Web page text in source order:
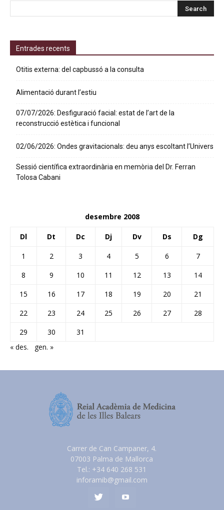
Entrades recents
Otitis externa: del capbussó a la consulta
Alimentació durant l’estiu
07/07/2026: Desfiguració facial: estat de l’art de la
reconstrucció estètica i funcional
02/06/2026: Ondes gravitacionals: deu anys escoltant l’Univers
Sessió científica extraordinària en memòria del Dr. Ferran
Tolosa Cabani
desembre 2008
Dl Dt Dc Dj Dv Ds Dg
1 2 3 4 5 6
7
8
9 10 11 12 13
14
15
16 17 18 19 20
21
22
23 24 25 26 27
28
29
30
31
« des.
gen. »
Carrer de Can Campaner, 4.
07003 Palma de Mallorca
Tel.: +34 640 268 531
inforamib@gmail.com